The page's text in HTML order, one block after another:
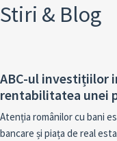
Stiri & Blog
ABC-ul investițiilor
rentabilitatea unei
Atenția românilor cu bani
bancare și piața de real